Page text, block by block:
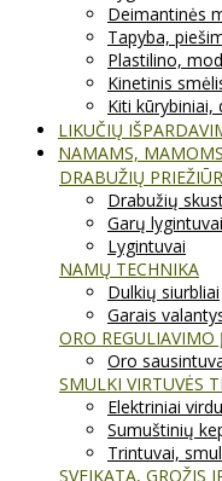
Deimantinės
Tapyba,
Plastilino,
Kinetinis
Kiti kūrybiniai,
LIKUČIŲ
NAMAMS,
DRABUŽIŲ
Drabužių
Garų lygintuvai
Lygintuvai
NAMŲ TECHNIKA
Dulkių siurbliai
Garais
ORO REGULIAVIMO
Oro
SMULKI VIRTUVĖS
Elektriniai
Sumuštinių
Trintuvai,
SVEIKATA, GROŽIS